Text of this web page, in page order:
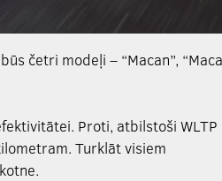
četri modeļi – “Macan”,
Proti, atbilstoši WLTP
Turklāt visiem